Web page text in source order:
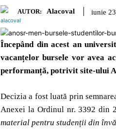
AUTOR: Alacoval iunie
Începând din acest an
vacanțelor bursele vor avea
performanță, potrivit site-ului
Decizia a fost luată prin
Anexei la Ordinul nr. 3392 din
material pentru studenții din